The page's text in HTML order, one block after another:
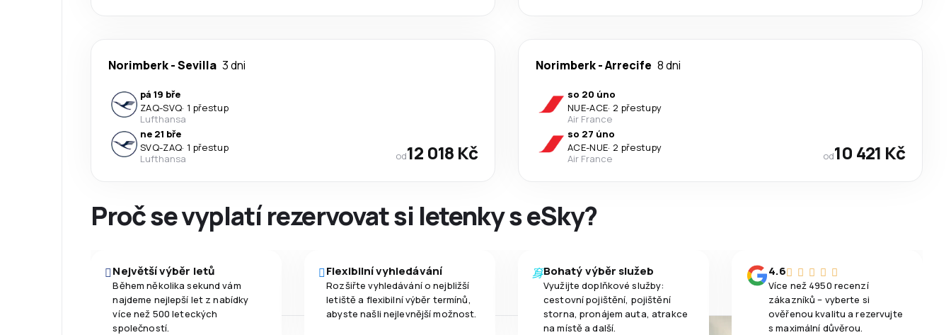
Norimberk-Sevilla 3 dni
pá 19 bře
ZAQ-SVQ· 1 přestup
Lufthansa
ne 21 bře
SVQ-ZAQ· 1 přestup
Lufthansa
od12 018 Kč
Norimberk-Arrecife 8 dni
so 20 úno
NUE-ACE· 2 přestupy
Air France
so 27 úno
ACE-NUE· 2 přestupy
Air France
od10 421 Kč
Proč se vyplatí rezervovat si letenky s eSky?
Největší výběr letů
Během několika sekund vám
najdeme nejlepší let z nabídky
více než 500 leteckých
společností.
Flexibilní vyhledávání
Rozšiřte vyhledávání o nejbližší
letiště a flexibilní výběr termínů,
abyste našli nejlevnější možnost.
Bohatý výběr služeb
Využijte doplňkové služby:
cestovní pojištění, pojištění
storna, pronájem auta, atrakce
na místě a další.
4.6
Více než 4950 recenzí
zákazníků – vyberte si
ověřenou kvalitu a rezervujte
s maximální důvěrou.